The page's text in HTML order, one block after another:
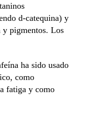
d-catequina) y
y pigmentos. Los
ha sido usado
como
fatiga y como